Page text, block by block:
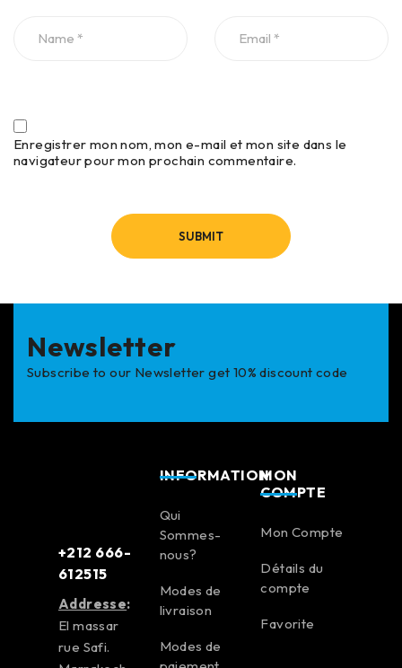
Enregistrer mon nom, mon e-mail et mon site dans le
navigateur pour mon prochain commentaire.
Newsletter
Subscribe to our Newsletter get 10% discount code
+212 666-
612515
Addresse:
El massar
rue Safi.
INFORMATION
Qui
Sommes-
nous?
Modes de
livraison
Modes de
MON
COMPTE
Mon Compte
Détails du
compte
Favorite